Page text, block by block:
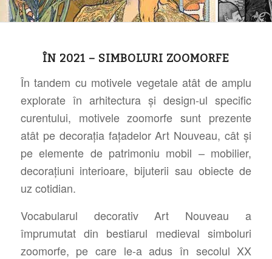
ÎN 2021 – SIMBOLURI ZOOMORFE
În tandem cu motivele vegetale atât de amplu
explorate în arhitectura și design-ul specific
curentului, motivele zoomorfe sunt prezente
atât pe decorația fațadelor Art Nouveau, cât și
pe elemente de patrimoniu mobil – mobilier,
decorațiuni interioare, bijuterii sau obiecte de
uz cotidian.
Vocabularul decorativ Art Nouveau a
împrumutat din bestiarul medieval simboluri
zoomorfe, pe care le-a adus în secolul XX